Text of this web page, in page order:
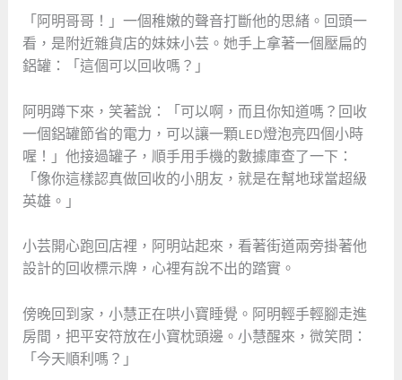
「阿明哥哥！」一個稚嫩的聲音打斷他的思緒。回頭一
看，是附近雜貨店的妹妹小芸。她手上拿著一個壓扁的
鋁罐：「這個可以回收嗎？」
阿明蹲下來，笑著說：「可以啊，而且你知道嗎？回收
一個鋁罐節省的電力，可以讓一顆LED燈泡亮四個小時
喔！」他接過罐子，順手用手機的數據庫查了一下：
「像你這樣認真做回收的小朋友，就是在幫地球當超級
英雄。」
小芸開心跑回店裡，阿明站起來，看著街道兩旁掛著他
設計的回收標示牌，心裡有說不出的踏實。
傍晚回到家，小慧正在哄小寶睡覺。阿明輕手輕腳走進
房間，把平安符放在小寶枕頭邊。小慧醒來，微笑問：
「今天順利嗎？」